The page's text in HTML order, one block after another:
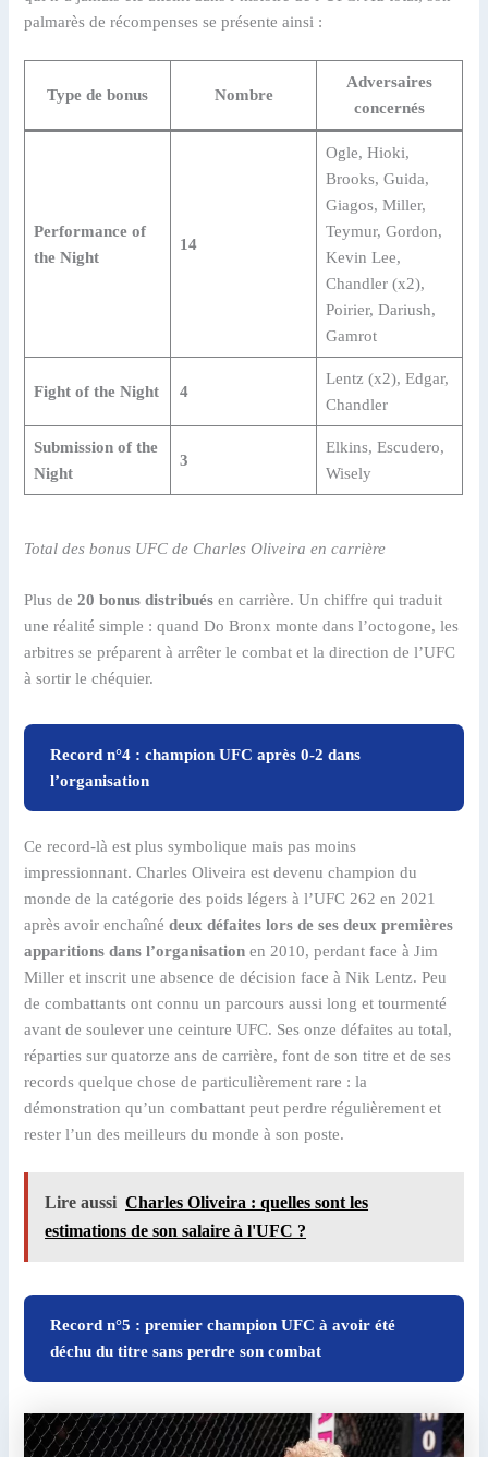
palmarès de récompenses se présente ainsi :
Type de bonus Nombre
Adversaires
concernés
Performance of
the Night
14
Ogle, Hioki,
Brooks, Guida,
Giagos, Miller,
Teymur, Gordon,
Kevin Lee,
Chandler (x2),
Poirier, Dariush,
Gamrot
Fight of the Night 4
Lentz (x2), Edgar,
Chandler
Submission of the
Night
3
Elkins, Escudero,
Wisely
Total des bonus UFC de Charles Oliveira en carrière
Plus de20 bonus distribués en carrière. Un chiffre qui traduit
une réalité simple : quand Do Bronx monte dans l’octogone, les
arbitres se préparent à arrêter le combat et la direction de l’UFC
à sortir le chéquier.
Record n°4 : champion UFC après 0-2 dans
l’organisation
Ce record-là est plus symbolique mais pas moins
impressionnant. Charles Oliveira est devenu champion du
monde de la catégorie des poids légers à l’UFC 262 en 2021
après avoir enchaînédeux défaites lors de ses deux premières
apparitions dans l’organisation en 2010, perdant face à Jim
Miller et inscrit une absence de décision face à Nik Lentz. Peu
de combattants ont connu un parcours aussi long et tourmenté
avant de soulever une ceinture UFC. Ses onze défaites au total,
réparties sur quatorze ans de carrière, font de son titre et de ses
records quelque chose de particulièrement rare : la
démonstration qu’un combattant peut perdre régulièrement et
rester l’un des meilleurs du monde à son poste.
Lire aussi Charles Oliveira : quelles sont les
estimations de son salaire à l'UFC ?
Record n°5 : premier champion UFC à avoir été
déchu du titre sans perdre son combat